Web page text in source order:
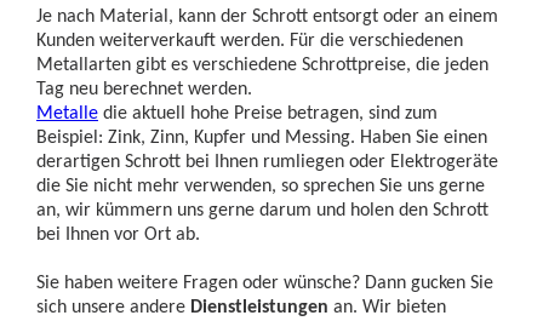
Je nach Material, kann der Schrott entsorgt oder an einem
Kunden weiterverkauft werden. Für die verschiedenen
Metallarten gibt es verschiedene Schrottpreise, die jeden
Tag neu berechnet werden.
Metalle die aktuell hohe Preise betragen, sind zum
Beispiel: Zink, Zinn, Kupfer und Messing. Haben Sie einen
derartigen Schrott bei Ihnen rumliegen oder Elektrogeräte
die Sie nicht mehr verwenden, so sprechen Sie uns gerne
an, wir kümmern uns gerne darum und holen den Schrott
bei Ihnen vor Ort ab.
Sie haben weitere Fragen oder wünsche? Dann gucken Sie
sich unsere andere Dienstleistungen an. Wir bieten